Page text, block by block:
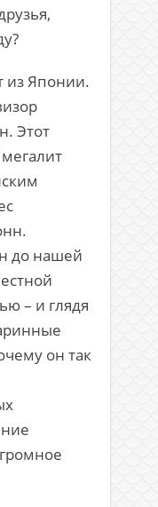
из Японии.
Этот
до нашей
– и глядя
он так